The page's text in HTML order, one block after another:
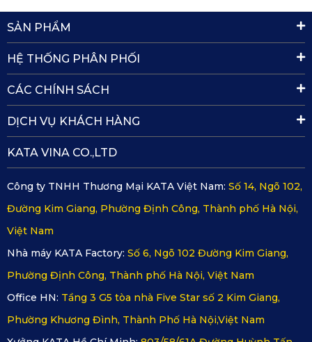
SẢN PHẨM
HỆ THỐNG PHÂN PHỐI
CÁC CHÍNH SÁCH
DỊCH VỤ KHÁCH HÀNG
KATA VINA CO.,LTD
Công ty TNHH Thương Mại KATA Việt Nam: Số 14, Ngõ 102,
Đường Kim Giang, Phường Định Công, Thành phố Hà Nội,
Việt Nam
Nhà máy KATA Factory: Số 6, Ngõ 102 Đường Kim Giang,
Phường Định Công, Thành phố Hà Nội, Việt Nam
Office HN: Tầng 3 G5 tòa nhà Five Star số 2 Kim Giang,
Phường Khương Đình, Thành Phố Hà Nội,Việt Nam